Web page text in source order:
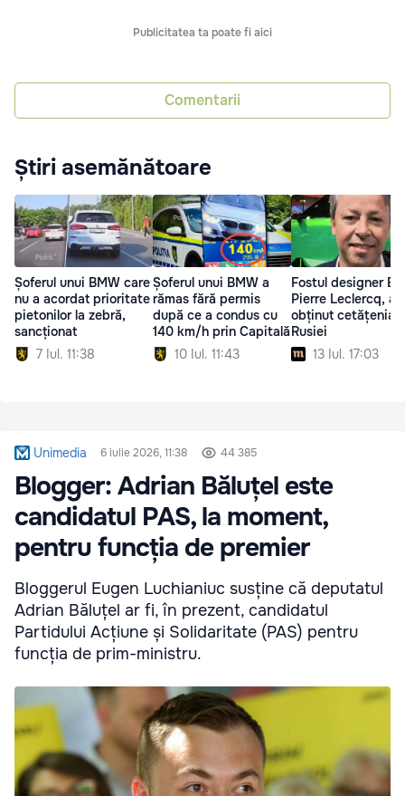
Publicitatea ta poate fi aici
Comentarii
Știri asemănătoare
Șoferul unui BMW care
nu a acordat prioritate
pietonilor la zebră,
sancționat
7 Iul. 11:38
Șoferul unui BMW a
rămas fără permis
după ce a condus cu
140 km/h prin Capitală
10 Iul. 11:43
Fostul designer
Pierre Leclercq, a
obținut cetățenia
Rusiei
13 Iul. 17:03
Unimedia 6 iulie 2026, 11:38 44 385
Blogger: Adrian Băluțel este
candidatul PAS, la moment,
pentru funcția de premier
Bloggerul Eugen Luchianiuc susține că deputatul
Adrian Băluțel ar fi, în prezent, candidatul
Partidului Acțiune și Solidaritate (PAS) pentru
funcția de prim-ministru.